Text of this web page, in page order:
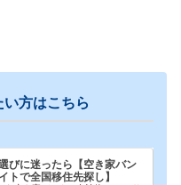
方はこちら
びに迷ったら【空き家バン
トで全国移住先探し】